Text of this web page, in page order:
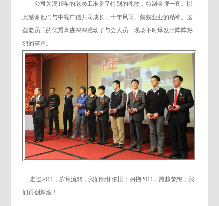
公司为满10年的老员工准备了特别的礼物，特制金牌一套。以
此感谢他们与中视广信共同成长，十年风雨、兢兢业业的精神。这
些老员工的优秀事迹深深感动了与会人员，现场不时爆发出阵阵热
烈的掌声。
走过2011，岁月流转，我们情怀依旧；拥抱2011，跨越梦想，我
们再创辉煌！